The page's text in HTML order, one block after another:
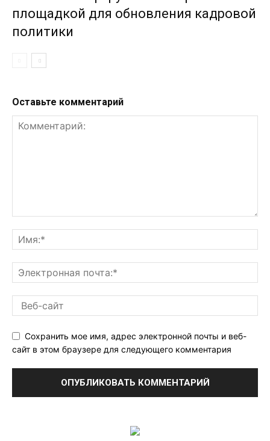
площадкой для обновления кадровой
политики
Оставьте комментарий
Сохранить мое имя, адрес электронной почты и веб-
сайт в этом браузере для следующего комментария